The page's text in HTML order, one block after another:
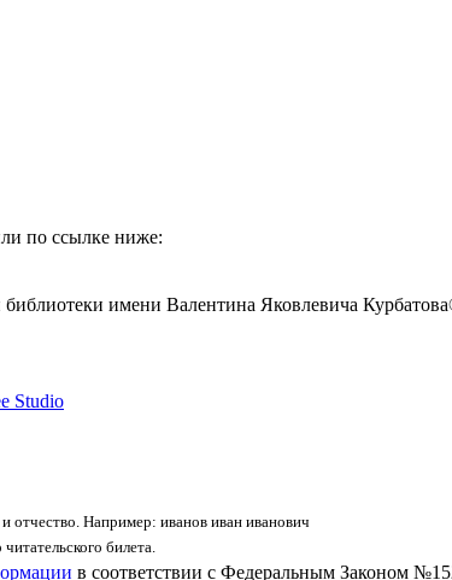
по ссылке ниже:
имени Валентина Яковлевича Курбатова
Studio
Например: иванов иван иванович
билета.
в соответствии с Федеральным Законом